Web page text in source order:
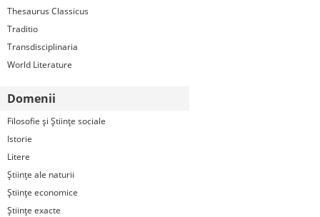
Thesaurus Classicus
Traditio
Transdisciplinaria
World Literature
Domenii
Filosofie şi Ştiinţe sociale
Istorie
Litere
Ştiinţe ale naturii
Ştiinţe economice
Ştiinţe exacte